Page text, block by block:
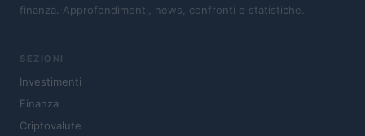
finanza. Approfondimenti, news, confronti e statistiche.
SEZIONI
Investimenti
Finanza
Criptovalute